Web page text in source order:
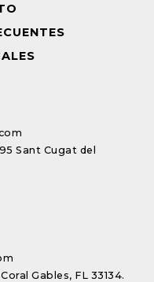
Sant Cugat del
Gables, FL 33134.